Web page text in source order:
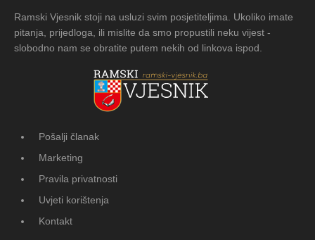
Ramski Vjesnik stoji na usluzi svim posjetiteljima. Ukoliko imate
pitanja, prijedloga, ili mislite da smo propustili neku vijest -
slobodno nam se obratite putem nekih od linkova ispod.
Pošalji članak
Marketing
Pravila privatnosti
Uvjeti korištenja
Kontakt